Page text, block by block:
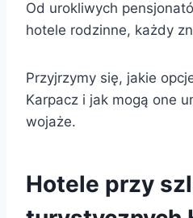
Od urokliwych
hotele rodzinne, każdy
Przyjrzymy się, jakie
Karpacz i jak mogą one
wojaże.
Hotele przy